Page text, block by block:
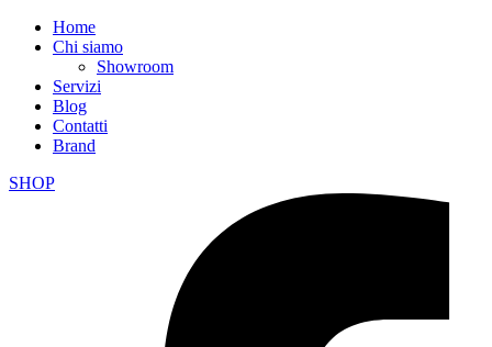
Home
Chi siamo
Showroom
Servizi
Blog
Contatti
Brand
SHOP